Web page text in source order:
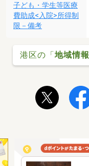
子ども・学生等医療
費助成<入院>所得制
限－備考
港区の「地域情報